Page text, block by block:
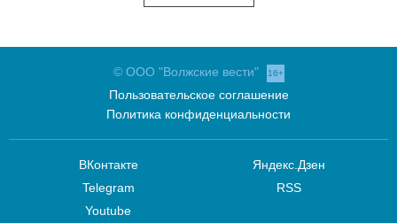
© ООО "Волжские вести" 16+
Пользовательское соглашение
Политика конфиденциальности
ВКонтакте
Telegram
Youtube
Яндекс.Дзен
RSS